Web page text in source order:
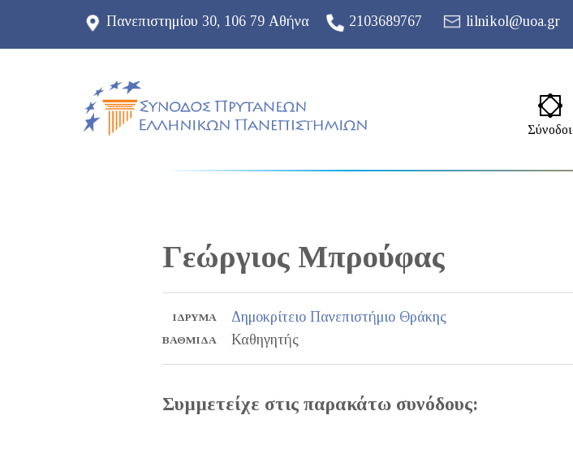
Πανεπιστημίου 30, 106 79 Αθήνα 2103689767 lilnikol@uoa.gr
Σύνοδοι
Γεώργιος Μπρούφας
ΊΔΡΥΜΑ Δημοκρίτειο Πανεπιστήμιο Θράκης
ΒΑΘΜΊΔΑ Καθηγητής
Συμμετείχε στις παρακάτω συνόδους: